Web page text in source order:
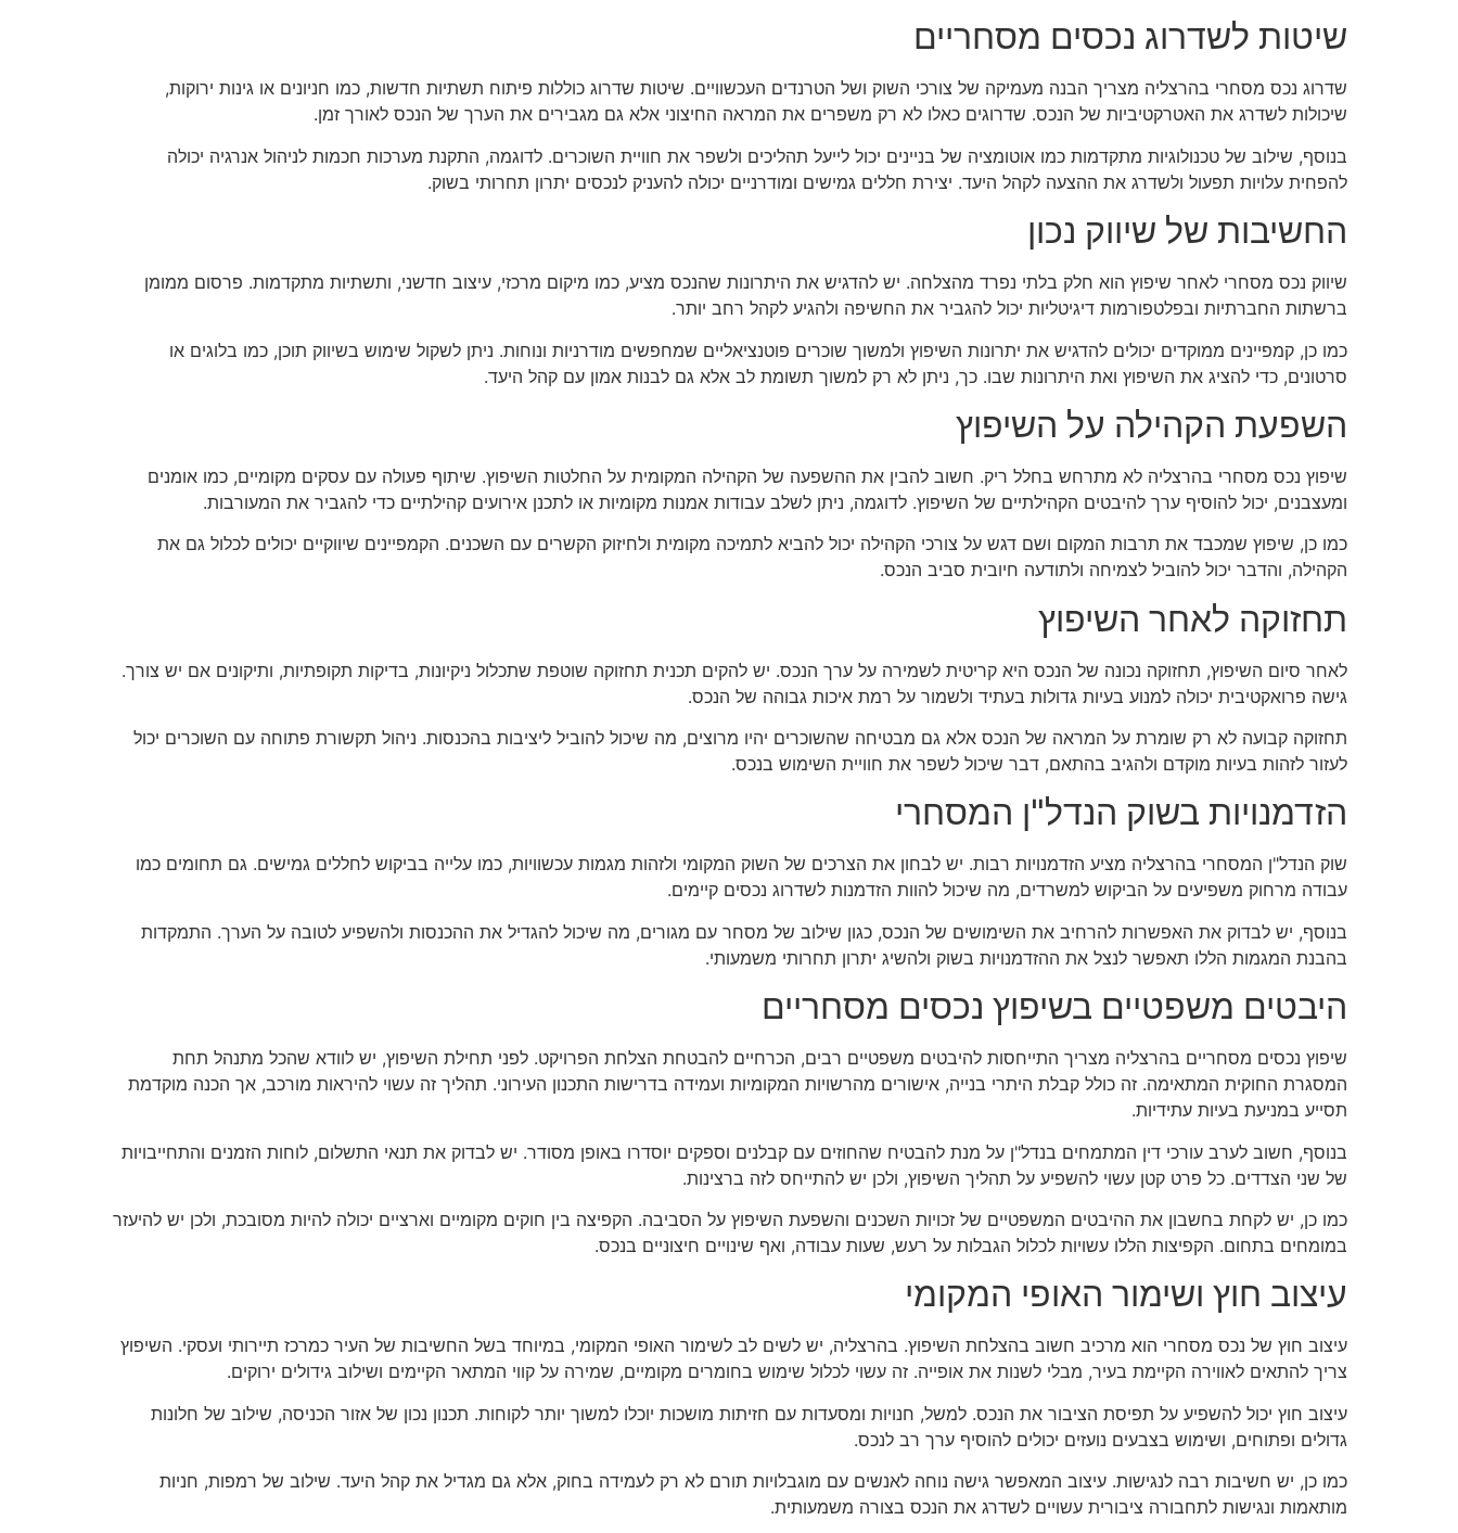
שיטות לשדרוג נכסים מסחריים
שדרוג נכס מסחרי בהרצליה מצריך הבנה מעמיקה של צורכי השוק ושל הטרנדים העכשוויים. שיטות שדרוג כוללות פיתוח תשתיות חדשות, כמו חניונים או גינות ירוקות,
שיכולות לשדרג את האטרקטיביות של הנכס. שדרוגים כאלו לא רק משפרים את המראה החיצוני אלא גם מגבירים את הערך של הנכס לאורך זמן.
בנוסף, שילוב של טכנולוגיות מתקדמות כמו אוטומציה של בניינים יכול לייעל תהליכים ולשפר את חוויית השוכרים. לדוגמה, התקנת מערכות חכמות לניהול אנרגיה יכולה
להפחית עלויות תפעול ולשדרג את ההצעה לקהל היעד. יצירת חללים גמישים ומודרניים יכולה להעניק לנכסים יתרון תחרותי בשוק.
החשיבות של שיווק נכון
שיווק נכס מסחרי לאחר שיפוץ הוא חלק בלתי נפרד מהצלחה. יש להדגיש את היתרונות שהנכס מציע, כמו מיקום מרכזי, עיצוב חדשני, ותשתיות מתקדמות. פרסום ממומן
ברשתות החברתיות ובפלטפורמות דיגיטליות יכול להגביר את החשיפה ולהגיע לקהל רחב יותר.
כמו כן, קמפיינים ממוקדים יכולים להדגיש את יתרונות השיפוץ ולמשוך שוכרים פוטנציאליים שמחפשים מודרניות ונוחות. ניתן לשקול שימוש בשיווק תוכן, כמו בלוגים או
סרטונים, כדי להציג את השיפוץ ואת היתרונות שבו. כך, ניתן לא רק למשוך תשומת לב אלא גם לבנות אמון עם קהל היעד.
השפעת הקהילה על השיפוץ
שיפוץ נכס מסחרי בהרצליה לא מתרחש בחלל ריק. חשוב להבין את ההשפעה של הקהילה המקומית על החלטות השיפוץ. שיתוף פעולה עם עסקים מקומיים, כמו אומנים
ומעצבנים, יכול להוסיף ערך להיבטים הקהילתיים של השיפוץ. לדוגמה, ניתן לשלב עבודות אמנות מקומיות או לתכנן אירועים קהילתיים כדי להגביר את המעורבות.
כמו כן, שיפוץ שמכבד את תרבות המקום ושם דגש על צורכי הקהילה יכול להביא לתמיכה מקומית ולחיזוק הקשרים עם השכנים. הקמפיינים שיווקיים יכולים לכלול גם את
הקהילה, והדבר יכול להוביל לצמיחה ולתודעה חיובית סביב הנכס.
תחזוקה לאחר השיפוץ
לאחר סיום השיפוץ, תחזוקה נכונה של הנכס היא קריטית לשמירה על ערך הנכס. יש להקים תכנית תחזוקה שוטפת שתכלול ניקיונות, בדיקות תקופתיות, ותיקונים אם יש צורך.
גישה פרואקטיבית יכולה למנוע בעיות גדולות בעתיד ולשמור על רמת איכות גבוהה של הנכס.
תחזוקה קבועה לא רק שומרת על המראה של הנכס אלא גם מבטיחה שהשוכרים יהיו מרוצים, מה שיכול להוביל ליציבות בהכנסות. ניהול תקשורת פתוחה עם השוכרים יכול
לעזור לזהות בעיות מוקדם ולהגיב בהתאם, דבר שיכול לשפר את חוויית השימוש בנכס.
הזדמנויות בשוק הנדל"ן המסחרי
שוק הנדל"ן המסחרי בהרצליה מציע הזדמנויות רבות. יש לבחון את הצרכים של השוק המקומי ולזהות מגמות עכשוויות, כמו עלייה בביקוש לחללים גמישים. גם תחומים כמו
עבודה מרחוק משפיעים על הביקוש למשרדים, מה שיכול להוות הזדמנות לשדרוג נכסים קיימים.
בנוסף, יש לבדוק את האפשרות להרחיב את השימושים של הנכס, כגון שילוב של מסחר עם מגורים, מה שיכול להגדיל את ההכנסות ולהשפיע לטובה על הערך. התמקדות
בהבנת המגמות הללו תאפשר לנצל את ההזדמנויות בשוק ולהשיג יתרון תחרותי משמעותי.
היבטים משפטיים בשיפוץ נכסים מסחריים
שיפוץ נכסים מסחריים בהרצליה מצריך התייחסות להיבטים משפטיים רבים, הכרחיים להבטחת הצלחת הפרויקט. לפני תחילת השיפוץ, יש לוודא שהכל מתנהל תחת
המסגרת החוקית המתאימה. זה כולל קבלת היתרי בנייה, אישורים מהרשויות המקומיות ועמידה בדרישות התכנון העירוני. תהליך זה עשוי להיראות מורכב, אך הכנה מוקדמת
תסייע במניעת בעיות עתידיות.
בנוסף, חשוב לערב עורכי דין המתמחים בנדל"ן על מנת להבטיח שהחוזים עם קבלנים וספקים יוסדרו באופן מסודר. יש לבדוק את תנאי התשלום, לוחות הזמנים והתחייבויות
של שני הצדדים. כל פרט קטן עשוי להשפיע על תהליך השיפוץ, ולכן יש להתייחס לזה ברצינות.
כמו כן, יש לקחת בחשבון את ההיבטים המשפטיים של זכויות השכנים והשפעת השיפוץ על הסביבה. הקפיצה בין חוקים מקומיים וארציים יכולה להיות מסובכת, ולכן יש להיעזר
במומחים בתחום. הקפיצות הללו עשויות לכלול הגבלות על רעש, שעות עבודה, ואף שינויים חיצוניים בנכס.
עיצוב חוץ ושימור האופי המקומי
עיצוב חוץ של נכס מסחרי הוא מרכיב חשוב בהצלחת השיפוץ. בהרצליה, יש לשים לב לשימור האופי המקומי, במיוחד בשל החשיבות של העיר כמרכז תיירותי ועסקי. השיפוץ
צריך להתאים לאווירה הקיימת בעיר, מבלי לשנות את אופייה. זה עשוי לכלול שימוש בחומרים מקומיים, שמירה על קווי המתאר הקיימים ושילוב גידולים ירוקים.
עיצוב חוץ יכול להשפיע על תפיסת הציבור את הנכס. למשל, חנויות ומסעדות עם חזיתות מושכות יוכלו למשוך יותר לקוחות. תכנון נכון של אזור הכניסה, שילוב של חלונות
גדולים ופתוחים, ושימוש בצבעים נועזים יכולים להוסיף ערך רב לנכס.
כמו כן, יש חשיבות רבה לנגישות. עיצוב המאפשר גישה נוחה לאנשים עם מוגבלויות תורם לא רק לעמידה בחוק, אלא גם מגדיל את קהל היעד. שילוב של רמפות, חניות
מותאמות ונגישות לתחבורה ציבורית עשויים לשדרג את הנכס בצורה משמעותית.